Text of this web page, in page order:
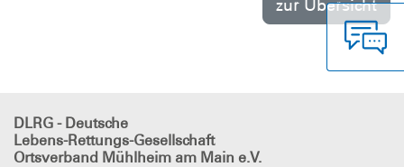
zur Übersicht
DLRG - Deutsche
Lebens-Rettungs-Gesellschaft
Ortsverband Mühlheim am Main e.V.